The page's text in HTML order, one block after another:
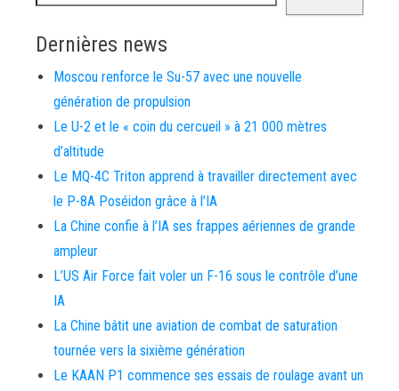
Dernières news
Moscou renforce le Su-57 avec une nouvelle
génération de propulsion
Le U-2 et le « coin du cercueil » à 21 000 mètres
d’altitude
Le MQ-4C Triton apprend à travailler directement avec
le P-8A Poséidon grâce à l’IA
La Chine confie à l’IA ses frappes aériennes de grande
ampleur
L’US Air Force fait voler un F-16 sous le contrôle d’une
IA
La Chine bâtit une aviation de combat de saturation
tournée vers la sixième génération
Le KAAN P1 commence ses essais de roulage avant un